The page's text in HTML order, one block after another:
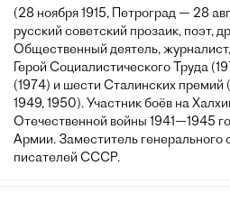
(28 ноября 1915, Петроград — 28
русский советский прозаик, поэт,
Общественный деятель,
Герой Социалистического Труда
(1974) и шести Сталинских премий
1949, 1950). Участник боёв на
Отечественной войны 1941—1945
Армии. Заместитель генерального
писателей СССР.